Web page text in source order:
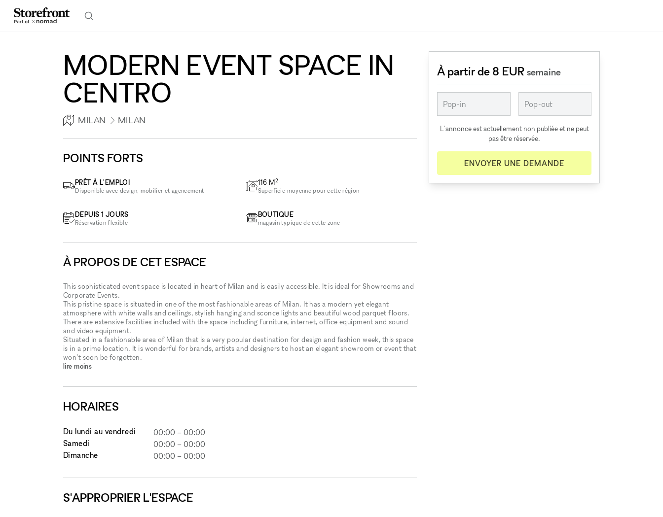
MODERN EVENT SPACE IN
CENTRO
MILAN MILAN
POINTS FORTS
PRÊT À L'EMPLOI
Disponible avec design, mobilier et agencement
DEPUIS 1 JOURS
Réservation flexible
116 M2
Superficie moyenne pour cette région
BOUTIQUE
magasin typique de cette zone
À PROPOS DE CET ESPACE
This sophisticated event space is located in heart of Milan and is easily accessible. It is ideal for Showrooms and
Corporate Events.
This pristine space is situated in one of the most fashionable areas of Milan. It has a modern yet elegant
atmosphere with white walls and ceilings, stylish hanging and sconce lights and beautiful wood parquet floors.
There are extensive facilities included with the space including furniture, internet, office equipment and sound
and video equipment.
Situated in a fashionable area of Milan that is a very popular destination for design and fashion week, this space
is in a prime location. It is wonderful for brands, artists and designers to host an elegant showroom or event that
won’t soon be forgotten.
lire moins
HORAIRES
Du lundi au vendredi 00:00 –00:00
Samedi
00:00 –00:00
Dimanche
00:00 –00:00
S'APPROPRIER L'ESPACE
À partir de 8 EURsemaine
L'annonce est actuellement non publiée et ne peut
pas être réservée.
ENVOYER UNE DEMANDE